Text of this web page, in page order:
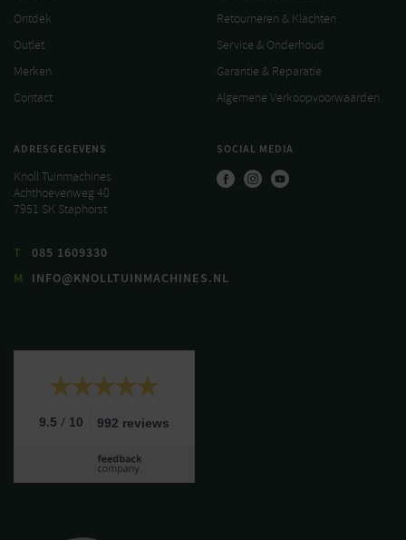
Ontdek
Outlet
Merken
Contact
Retourneren & Klachten
Service & Onderhoud
Garantie & Reparatie
Algemene Verkoopvoorwaarden
ADRESGEGEVENS
Knoll Tuinmachines
Achthoevenweg 40
7951 SK Staphorst
T
085 1609330
M
INFO@KNOLLTUINMACHINES.NL
SOCIAL MEDIA
9.5 / 10 992 reviews